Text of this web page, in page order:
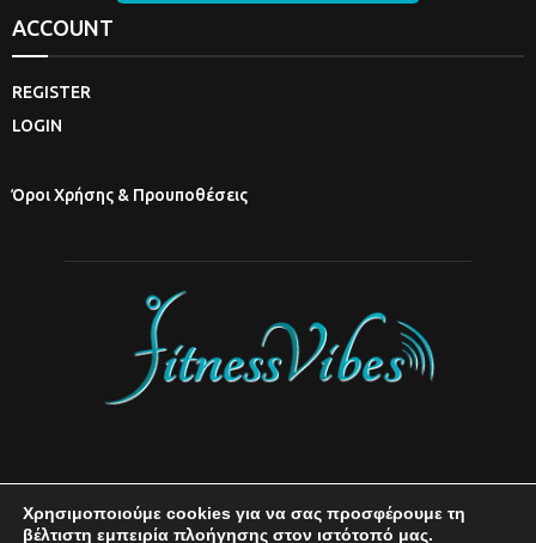
ACCOUNT
REGISTER
LOGIN
Όροι Χρήσης & Προυποθέσεις
Χρησιμοποιούμε cookies για να σας προσφέρουμε τη
βέλτιστη εμπειρία πλοήγησης στον ιστότοπό μας.